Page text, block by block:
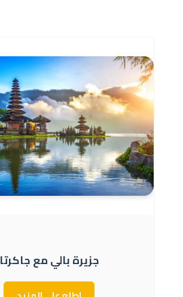
جزيرة بالي مع جاكرتا